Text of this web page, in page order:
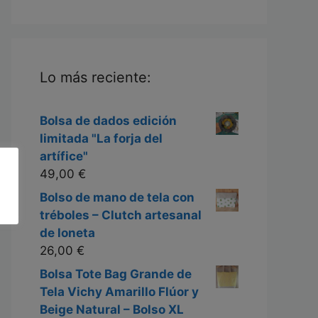
Lo más reciente:
Bolsa de dados edición
limitada "La forja del
artífice"
49,00 €
Bolso de mano de tela con
tréboles – Clutch artesanal
de loneta
26,00 €
Bolsa Tote Bag Grande de
Tela Vichy Amarillo Flúor y
Beige Natural – Bolso XL